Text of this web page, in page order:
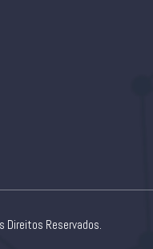
Direitos Reservados.